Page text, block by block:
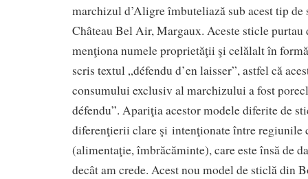
marchizul d’Aligre îmbuteliază sub acest tip
Château Bel Air, Margaux. Aceste sticle
menţiona numele proprietăţii şi celălalt în
scris textul „défendu d’en laisser”, astfel că
consumului exclusiv al marchizului a fost
défendu”. Apariţia acestor modele diferite de
diferenţierii clare şi intenţionate între regiunile
(alimentaţie, îmbrăcăminte), care este însă de
decât am crede. Acest nou model de sticlă din